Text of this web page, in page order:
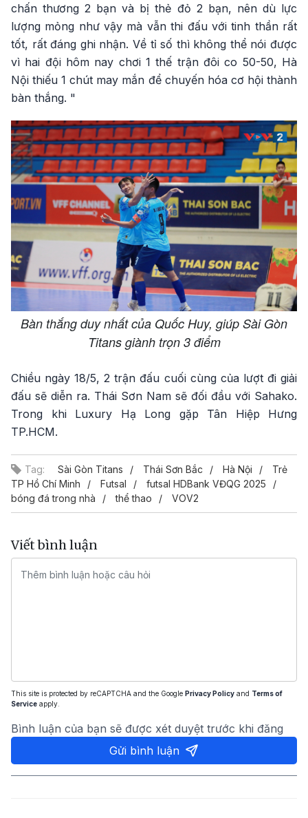
chấn thương 2 bạn và bị thẻ đỏ 2 bạn, nên dù lực
lượng mỏng như vậy mà vẫn thi đấu với tinh thần rất
tốt, rất đáng ghi nhận. Về tỉ số thì không thể nói được
vì hai đội hôm nay chơi 1 thế trận đôi co 50-50, Hà
Nội thiếu 1 chút may mắn để chuyến hóa cơ hội thành
bàn thắng. "
Bàn thắng duy nhất của Quốc Huy, giúp Sài Gòn
Titans giành trọn 3 điểm
Chiều ngày 18/5, 2 trận đấu cuối cùng của lượt đi giải
đấu sẽ diễn ra. Thái Sơn Nam sẽ đối đầu với Sahako.
Trong khi Luxury Hạ Long gặp Tân Hiệp Hưng
TP.HCM.
Tag: Sài Gòn Titans Thái Sơn Bắc Hà Nội
Trẻ
TP Hồ Chí Minh
Futsal
futsal HDBank VĐQG 2025
bóng đá trong nhà
thể thao VOV2
Viết bình luận
This site is protected by reCAPTCHA and the Google Privacy Policy and Terms of
Service apply.
Bình luận của bạn sẽ được xét duyệt trước khi đăng
Gửi bình luận